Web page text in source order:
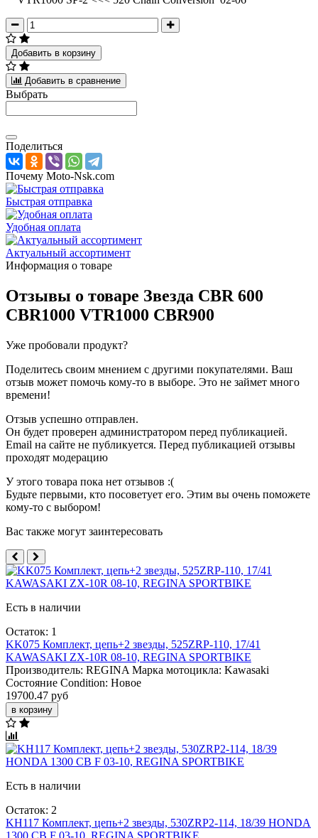
Добавить в корзину
Добавить в сравнение
Выбрать
Поделиться
Почему Moto-Nsk.com
Быстрая отправка
Удобная оплата
Актуальный ассортимент
Информация о товаре
Отзывы о товаре Звезда CBR 600
CBR1000 VTR1000 CBR900
Уже пробовали продукт?
Поделитесь своим мнением с другими покупателями. Ваш
отзыв может помочь кому-то в выборе. Это не займет много
времени!
Отзыв успешно отправлен.
Он будет проверен администратором перед публикацией.
Email на сайте не публикуется. Перед публикацией отзывы
проходят модерацию
У этого товара пока нет отзывов :(
Будьте первыми, кто посоветует его. Этим вы очень поможете
кому-то с выбором!
Вас также могут заинтересовать
Есть в наличии
Остаток: 1
KK075 Комплект, цепь+2 звезды, 525ZRP-110, 17/41
KAWASAKI ZX-10R 08-10, REGINA SPORTBIKE
Производитель: REGINA Марка мотоцикла: Kawasaki
Состояние Condition: Новое
19700.47 руб
в корзину
Есть в наличии
Остаток: 2
KH117 Комплект, цепь+2 звезды, 530ZRP2-114, 18/39 HONDA
1300 CB F 03-10, REGINA SPORTBIKE